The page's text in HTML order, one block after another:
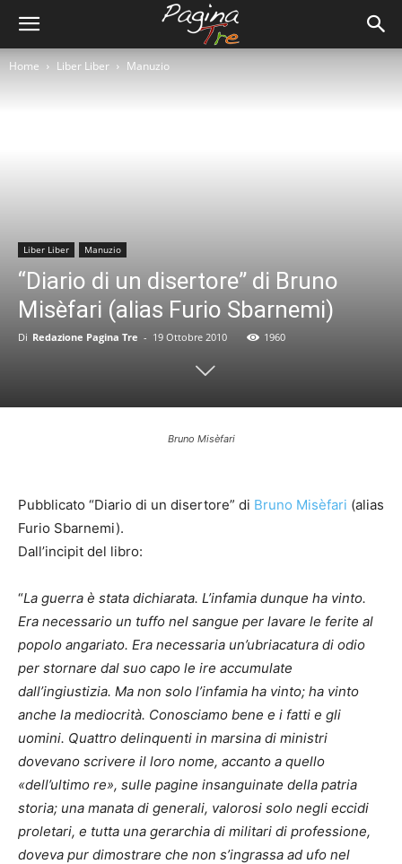
Home Liber Liber Manuzio
Liber Liber Manuzio
“Diario di un disertore” di Bruno
Misèfari (alias Furio Sbarnemi)
Di Redazione Pagina Tre - 19 Ottobre 2010 1960
Bruno Misèfari
Pubblicato “Diario di un disertore” di Bruno Misèfari (alias
Furio Sbarnemi).
Dall’incipit del libro:
“La guerra è stata dichiarata. L’infamia dunque ha vinto.
Era necessario un tuffo nel sangue per lavare le ferite al
popolo angariato. Era necessaria un’ubriacatura di odio
per stornare dal suo capo le ire accumulate
dall’ingiustizia. Ma non solo l’infamia ha vinto; ha vinto
anche la mediocrità. Conosciamo bene e i fatti e gli
uomini. Quattro delinquenti in marsina di ministri
dovevano scrivere il loro nome, accanto a quello
«dell’ultimo re», sulle pagine insanguinate della patria
storia; una manata di generali, valorosi solo negli eccidi
proletari, e tutta una gerarchia di militari di professione,
doveva pur dimostrare che non s’ingrassa ad ufo nel